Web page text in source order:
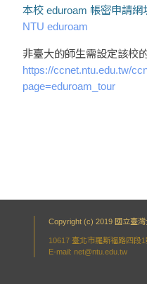
本校 eduroam 帳密申請網
NTU eduroam
非臺大的師生需設定該校
https://ccnet.ntu.edu.tw/
page=eduroam_tour
Copyright (c) 2019 國立臺
10617 臺北市羅斯福路四段
E-mail: net@ntu.edu.tw